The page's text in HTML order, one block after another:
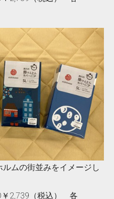
ムの街並みをイメージし
2,739（税込） 各